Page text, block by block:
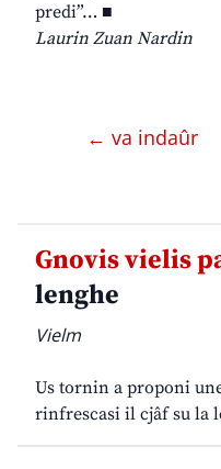
predi”… ■
Laurin Zuan Nardin
← va indaûr
Gnovis vielis
lenghe
Vielm
Us tornin a proponi
rinfrescasi il cjâf su la